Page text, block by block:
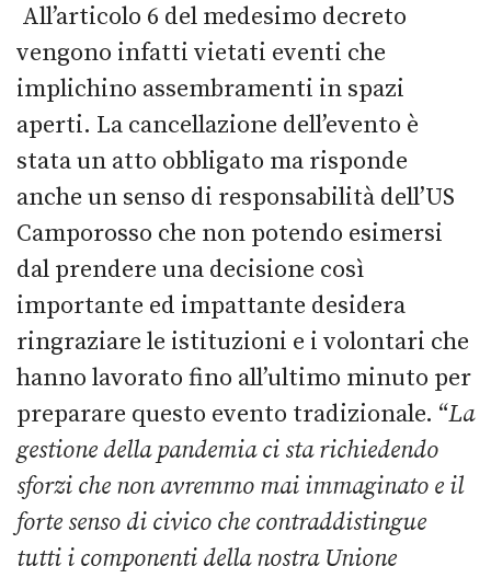
All’articolo 6 del medesimo decreto
vengono infatti vietati eventi che
implichino assembramenti in spazi
aperti. La cancellazione dell’evento è
stata un atto obbligato ma risponde
anche un senso di responsabilità dell’US
Camporosso che non potendo esimersi
dal prendere una decisione così
importante ed impattante desidera
ringraziare le istituzioni e i volontari che
hanno lavorato fino all’ultimo minuto per
preparare questo evento tradizionale. “La
gestione della pandemia ci sta richiedendo
sforzi che non avremmo mai immaginato e il
forte senso di civico che contraddistingue
tutti i componenti della nostra Unione